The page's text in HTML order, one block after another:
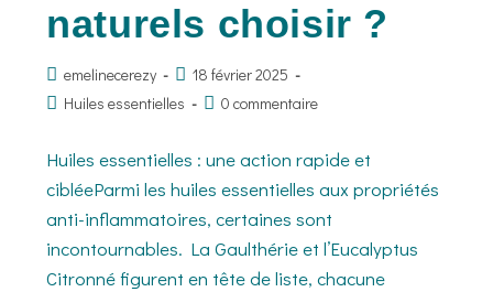
naturels choisir ?
emelinecerezy
18 février 2025
Huiles essentielles
0 commentaire
Huiles essentielles : une action rapide et
cibléeParmi les huiles essentielles aux propriétés
anti-inflammatoires, certaines sont
incontournables. La Gaulthérie et l’Eucalyptus
Citronné figurent en tête de liste, chacune